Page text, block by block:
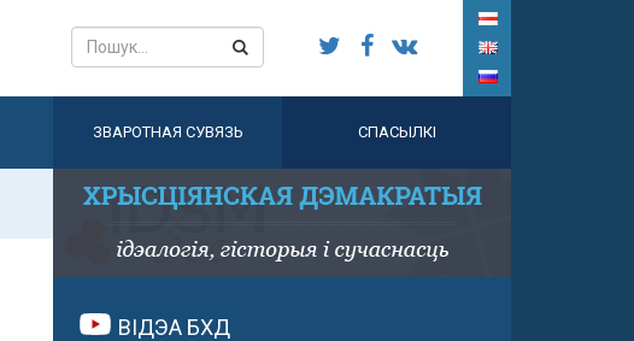
ЗВАРОТНАЯ СУВЯЗЬ СПАСЫЛКІ
ВІДЭА БХД